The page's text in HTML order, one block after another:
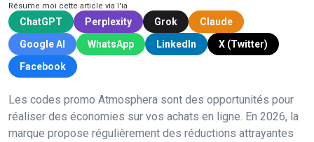
Résume moi cette article via l'ia
ChatGPT Perplexity Grok
Claude
Google AI
WhatsApp LinkedIn
X (Twitter)
Facebook
Les codes promo Atmosphera sont des opportunités pour
réaliser des économies sur vos achats en ligne. En 2026, la
marque propose régulièrement des réductions attrayantes